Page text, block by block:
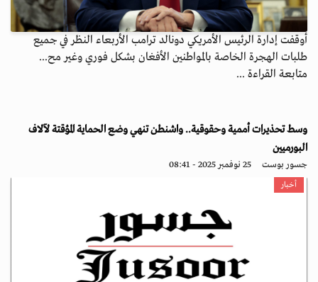
أوقفت إدارة الرئيس الأمريكي دونالد ترامب الأربعاء النظر في جميع
طلبات الهجرة الخاصة بالمواطنين الأفغان بشكل فوري وغير مح...
متابعة القراءة ...
وسط تحذيرات أممية وحقوقية.. واشنطن تنهي وضع الحماية المؤقتة لآلاف
البورميين
جسور بوست 25 نوفمبر 2025 - 08:41
أخبار